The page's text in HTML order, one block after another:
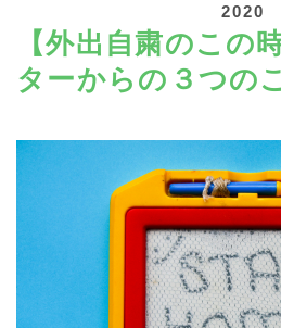
寄付する
2020
【外出自粛のこの
ターからの３つの